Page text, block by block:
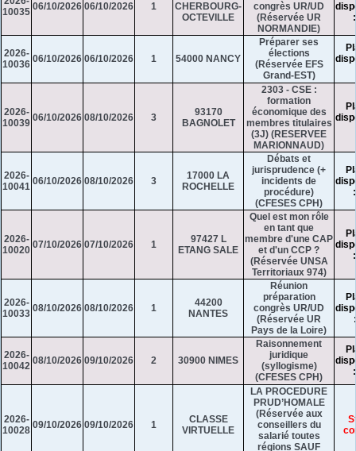
10035 06/10/2026 06/10/2026 1
CHERBOURG-
OCTEVILLE
congrès UR/UD
(Réservée UR
NORMANDIE)
2026-
10036 06/10/2026 06/10/2026 1 54000 NANCY
Préparer ses
élections
(Réservée EFS
Grand-EST)
2026-
10039 06/10/2026 08/10/2026 3
93170
BAGNOLET
2303 - CSE :
formation
économique des
membres titulaires
(3J) (RESERVEE
MARIONNAUD)
2026-
10041 06/10/2026 08/10/2026 3
17000 LA
ROCHELLE
Débats et
jurisprudence (+
incidents de
procédure)
(CFESES CPH)
2026-
10020 07/10/2026 07/10/2026 1
97427 L
ETANG SALE
Quel est mon rôle
en tant que
membre d'une CAP
et d'un CCP ?
(Réservée UNSA
Territoriaux 974)
2026-
10033 08/10/2026 08/10/2026 1
44200
NANTES
Réunion
préparation
congrès UR/UD
(Réservée UR
Pays de la Loire)
2026-
10042 08/10/2026 09/10/2026 2 30900 NIMES
Raisonnement
juridique
(syllogisme)
(CFESES CPH)
2026-
10028 09/10/2026 09/10/2026 1
CLASSE
VIRTUELLE
LA PROCEDURE
PRUD’HOMALE
(Réservée aux
conseillers du
salarié toutes
régions SAUF